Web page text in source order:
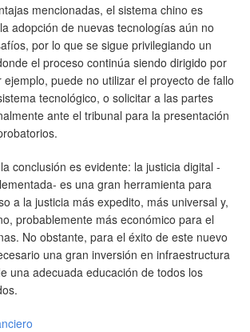
mencionadas, el sistema chino es
adopción de nuevas tecnologías aún no
por lo que se sigue privilegiando un
el proceso continúa siendo dirigido por
ejemplo, puede no utilizar el proyecto de fallo
tecnológico, o solicitar a las partes
ante el tribunal para la presentación
conclusión es evidente: la justicia digital -
es una gran herramienta para
a la justicia más expedito, más universal y,
probablemente más económico para el
No obstante, para el éxito de este nuevo
una gran inversión en infraestructura
una adecuada educación de todos los